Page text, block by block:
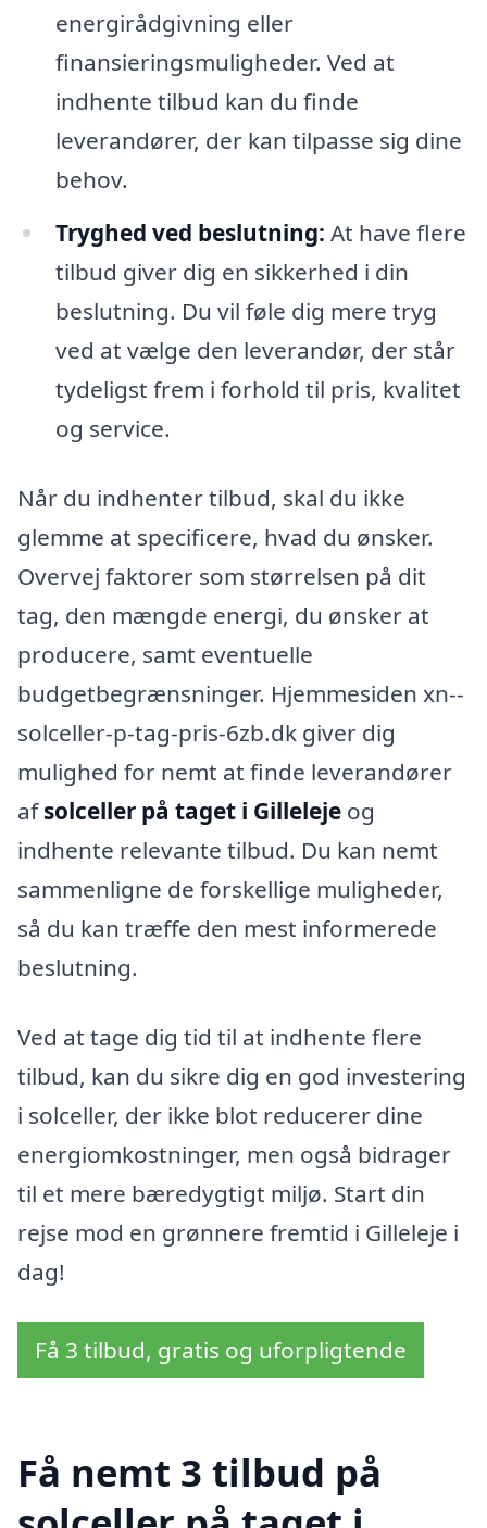
energirådgivning eller
finansieringsmuligheder. Ved at
indhente tilbud kan du finde
leverandører, der kan tilpasse sig dine
behov.
Tryghed ved beslutning: At have flere
tilbud giver dig en sikkerhed i din
beslutning. Du vil føle dig mere tryg
ved at vælge den leverandør, der står
tydeligst frem i forhold til pris, kvalitet
og service.
Når du indhenter tilbud, skal du ikke
glemme at specificere, hvad du ønsker.
Overvej faktorer som størrelsen på dit
tag, den mængde energi, du ønsker at
producere, samt eventuelle
budgetbegrænsninger. Hjemmesiden xn--
solceller-p-tag-pris-6zb.dk giver dig
mulighed for nemt at finde leverandører
afsolceller på taget i Gilleleje og
indhente relevante tilbud. Du kan nemt
sammenligne de forskellige muligheder,
så du kan træffe den mest informerede
beslutning.
Ved at tage dig tid til at indhente flere
tilbud, kan du sikre dig en god investering
i solceller, der ikke blot reducerer dine
energiomkostninger, men også bidrager
til et mere bæredygtigt miljø. Start din
rejse mod en grønnere fremtid i Gilleleje i
dag!
Få 3 tilbud, gratis og uforpligtende
Få nemt 3 tilbud på